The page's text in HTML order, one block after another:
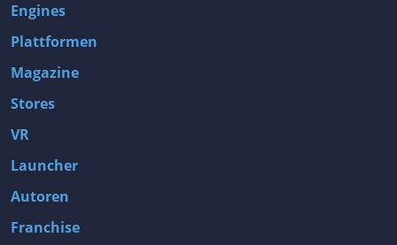
Engines
Plattformen
Magazine
Stores
VR
Launcher
Autoren
Franchise